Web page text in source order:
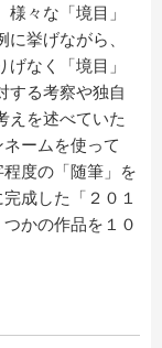
様々な「境目」
に挙げながら、
げなく「境目」
する考察や独自
えを述べていた
ームを使って
程度の「随筆」を
成した「２０１
かの作品を１０